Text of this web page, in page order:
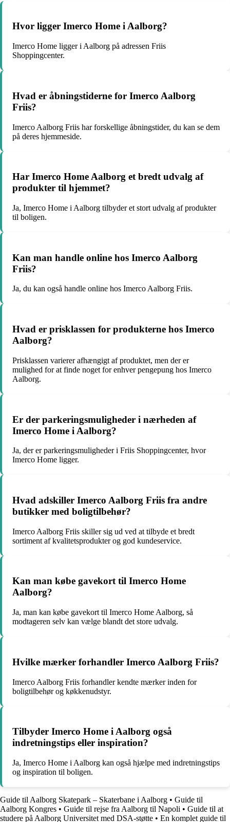
Hvor ligger Imerco Home i Aalborg?
Imerco Home ligger i Aalborg på adressen Friis
Shoppingcenter.
Hvad er åbningstiderne for Imerco Aalborg
Friis?
Imerco Aalborg Friis har forskellige åbningstider, du kan se dem
på deres hjemmeside.
Har Imerco Home Aalborg et bredt udvalg af
produkter til hjemmet?
Ja, Imerco Home i Aalborg tilbyder et stort udvalg af produkter
til boligen.
Kan man handle online hos Imerco Aalborg
Friis?
Ja, du kan også handle online hos Imerco Aalborg Friis.
Hvad er prisklassen for produkterne hos Imerco
Aalborg?
Prisklassen varierer afhængigt af produktet, men der er
mulighed for at finde noget for enhver pengepung hos Imerco
Aalborg.
Er der parkeringsmuligheder i nærheden af
Imerco Home i Aalborg?
Ja, der er parkeringsmuligheder i Friis Shoppingcenter, hvor
Imerco Home ligger.
Hvad adskiller Imerco Aalborg Friis fra andre
butikker med boligtilbehør?
Imerco Aalborg Friis skiller sig ud ved at tilbyde et bredt
sortiment af kvalitetsprodukter og god kundeservice.
Kan man købe gavekort til Imerco Home
Aalborg?
Ja, man kan købe gavekort til Imerco Home Aalborg, så
modtageren selv kan vælge blandt det store udvalg.
Hvilke mærker forhandler Imerco Aalborg Friis?
Imerco Aalborg Friis forhandler kendte mærker inden for
boligtilbehør og køkkenudstyr.
Tilbyder Imerco Home i Aalborg også
indretningstips eller inspiration?
Ja, Imerco Home i Aalborg kan også hjælpe med indretningstips
og inspiration til boligen.
Guide til Aalborg Skatepark – Skaterbane i Aalborg • Guide til
Aalborg Kongres • Guide til rejse fra Aalborg til Napoli • Guide til at
studere på Aalborg Universitet med DSA-støtte • En komplet guide til